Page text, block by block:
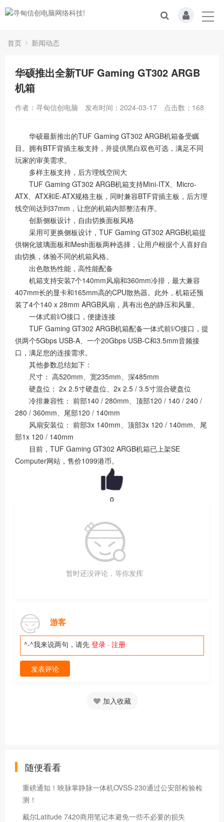
首页 新闻动态
华硕推出全新TUF Gaming GT302 ARGB
机箱
作者：寻甸信创电脑 发布时间：2024-03-17 点击数： 168
华硕最新推出的TUF Gaming GT302 ARGB机箱备受瞩
目。拥有BTF背插主板支持，并提供黑白双色可选，满足不同
玩家的审美需求。
多样主板支持，后方理线空间大
TUF Gaming GT302 ARGB机箱支持Mini-ITX、Micro-
ATX、ATX和E-ATX规格主板，同时兼容BTF背插主板，后方理
线空间达到37mm，让您的机箱内部整洁有序。
创新侧板设计，自由切换面板风格
采用可更换侧板设计，TUF Gaming GT302 ARGB机箱提
供钢化玻璃面板和Mesh面板两种选择，让用户根据个人喜好自
由切换，体验不同的机箱风格。
出色散热性能，高性能配备
机箱支持安装7个140mm风扇和360mm冷排，最大兼容
407mm长的显卡和165mm高的CPU散热器。此外，机箱还预
装了4个140 x 28mm ARGB风扇，具有出色的静压和风量。
一体式前I/O接口，便捷连接
TUF Gaming GT302 ARGB机箱配备一体式前I/O接口，提
供两个5Gbps USB-A、一个20Gbps USB-C和3.5mm音频接
口，满足您的连接需求。
其他参数总结如下：
尺寸： 高520mm、宽235mm、深485mm
硬盘位： 2x 2.5寸硬盘位、2x 2.5 / 3.5寸混合硬盘位
冷排兼容性： 前部140 / 280mm、顶部120 / 140 / 240 /
280 / 360mm、尾部120 / 140mm
风扇安装位： 前部3x 140mm、顶部3x 120 / 140mm、尾
部1x 120 / 140mm
目前，TUF Gaming GT302 ARGB机箱已上架SE
Computer网站，售价1099港币。
0
暂时还没评论，等你发挥
游客
^-^我来说两句，请先 登录 · 注册
发表评论
加入收藏
随便看看
重磅通知！映脉掌静脉一体机OVSS-230通过公安部检验检
测！
戴尔Latitude 7420商用笔记本避免一些不必要的损失